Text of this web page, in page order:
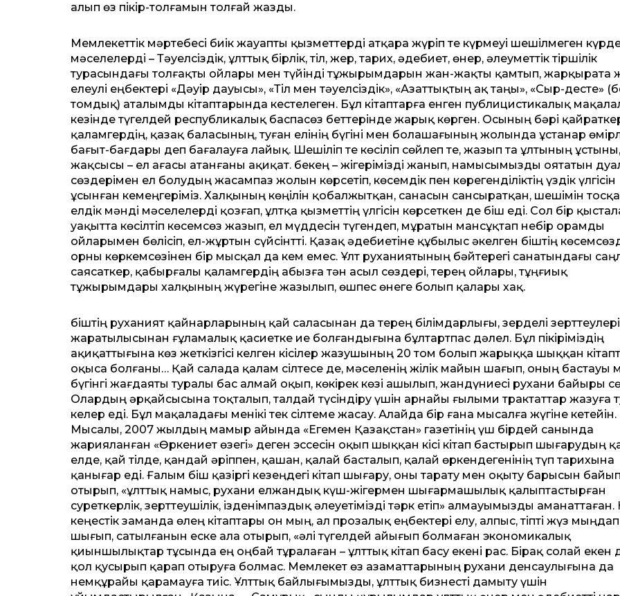
алып өз пікір-толғамын толғай жазды.
Мемлекеттік мәртебесі биік жауапты қызметтерді атқара жүріп те күрмеуі шешілмеген
мәселелерді – Тәуелсіздік, ұлттық бірлік, тіл, жер, тарих, әдебиет, өнер, әлеуметтік тіршілік
турасындағы толғақты ойлары мен түйінді тұжырымдарын жан-жақты қамтып, жарқырата
елеулі еңбектері «Дәуір дауысы», «Тіл мен тәуелсіздік», «Азаттықтың ақ таңы», «Сыр-десте»
томдық) аталымды кітаптарында кестелеген. Бұл кітаптарға енген публицистикалық
кезінде түгелдей рес­пу­бликалық баспасөз беттерінде жарық көрген. Осының бәрі
қаламгердің, қазақ баласының, туған елінің бүгіні мен болашағының жолында ұстанар
бағыт-бағдары деп бағалауға лайық. Шешіліп те көсіліп сөйлеп те, жазып та ұлтының
жақсысы – ел ағасы атанғаны ақиқат. Әбе­кең – жігерімізді жанып, на­мы­сымызды оятатын
сөздерімен ел болудың жасампаз жолын көрсетіп, көсемдік пен көрегенділіктің үздік үлгісін
ұсынған кемеңгеріміз. Халқының көңілін қобалжытқан, санасын сансыратқан, шешімін
елдік мәнді мәселелерді қозғап, ұлтқа қызметтің үлгісін көрсеткен де Әбіш еді. Сол бір
уақытта көсілтіп көсемсөз жазып, ел мүддесін түгендеп, мұратын мансұқтап небір орамды
ойларымен бөлісіп, ел-жұртын сүйсінтті. Қазақ әдебиетіне құбылыс әкелген Әбіштің
орны көркемсөзінен бір мысқал да кем емес. Ұлт руханиятының бәйтерегі санатындағы
саясаткер, қабырғалы қаламгердің абызға тән асыл сөздері, терең ойлары, тұңғиық
тұжырымдары халқының жүрегіне жазылып, өшпес өнеге болып қалары хақ.
Әбіштің руханият қай­нар­ларының қай саласынан да терең білімдарлығы, зерделі
жаратылысынан ғұламалық қасиетке ие болғандығына бұл­тарт­пас дәлел. Бұл пікіріміздің
ақиқаттығына көз жеткізгісі келген кісілер жазушының 20 том болып жарыққа шыққан
оқыса болғаны… Қай салада қалам сілтесе де, мәселенің жілік майын шағып, оның бастауы
бүгінгі жағдаяты туралы бас алмай оқып, көкірек көзі ашылып, жандүниесі рухани байыры
Олардың әрқайсысына тоқталып, талдай түсіндіру үшін арнайы ғылыми трактаттар жазуға
келер еді. Бұл мақаладағы менікі тек сілтеме жасау. Алайда бір ғана мысалға жүгіне кетейін.
Мысалы, 2007 жылдың мамыр айында «Еге­мен Қазақстан» газетінің үш бірдей санында
жарияланған «Өркениет өзегі» деген эссесін оқып шыққан кісі кітап бастырып шығарудың
елде, қай тілде, қандай әріппен, қашан, қалай басталып, қалай өркендегенінің түп тарихына
қанығар еді. Ғалым Әбіш қазіргі кезеңдегі кітап шығару, оны тарату мен оқыту барысын
отырып, «ұлттық намыс, рухани елжандық күш-жігермен шығармашылық қалыптастырған
суреткерлік, зерттеушілік, ізденім­паздық әлеуетімізді тәрк етіп» алмауымызды аманаттаған.
кеңестік заманда өлең кітаптары он мың, ал прозалық ең­бектері елу, алпыс, тіпті жүз мыңдап
шығып, сатылғанын еске ала отырып, «әлі түгелдей айығып болмаған экономикалық
қиыншылықтар тұсында ең оңбай тұралаған – ұлттық кітап басу екені рас. Бірақ солай екен
қол қусырып қарап отыруға болмас. Мемлекет өз азаматтарының рухани денсаулығына да
немқұ­райы қарамауға тиіс. Ұлттық байлығымызды, ұлттық бизнесті дамыту үшін